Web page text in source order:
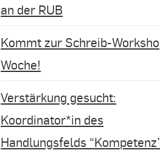
an der RUB
Kommt zur Schreib-
Woche!
Verstärkung gesucht:
Koordinator*in des
Handlungsfelds